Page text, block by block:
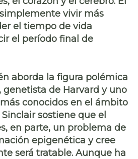
vivir más
el tiempo de vida
el período final de
aborda la figura polémica
genetista de Harvard y uno
conocidos en el ámbito
sostiene que el
en parte, un problema de
epigenética y cree
será tratable. Aunque ha